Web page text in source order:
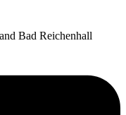
Bad Reichenhall